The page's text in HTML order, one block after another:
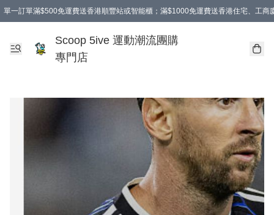
單一訂單滿$500免運費送香港順豐站或智能櫃；滿$1000免運費送香港住宅、工商
Scoop 5ive 運動潮流團購
專門店